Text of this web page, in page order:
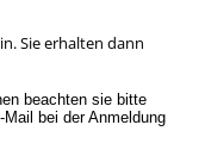
Sie erhalten dann
beachten sie bitte
bei der Anmeldung